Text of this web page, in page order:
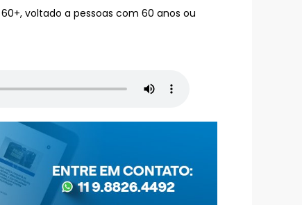
voltado a pessoas com 60 anos ou